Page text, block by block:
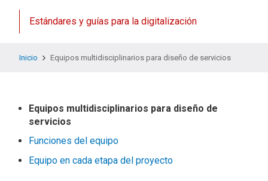
Estándares y guías para la digitalización
Inicio Equipos multidisciplinarios para diseño de servicios
Equipos multidisciplinarios para diseño de
servicios
Funciones del equipo
Equipo en cada etapa del proyecto